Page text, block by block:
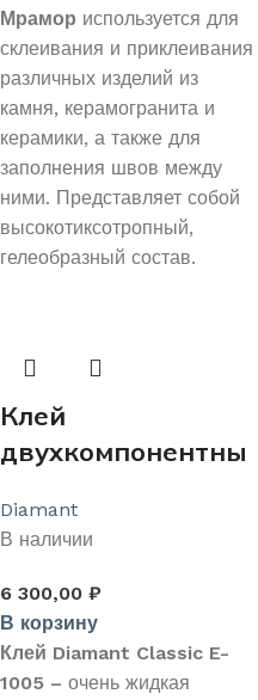
Мрамор используется для
склеивания и приклеивания
различных изделий из
камня, керамогранита и
керамики, а также для
заполнения швов между
ними. Представляет собой
высокотиксотропный,
гелеобразный состав.
Клей
двухкомпонентны
«Diamant Classic E-
Diamant
В наличии
6 300,00 ₽
В корзину
Клей Diamant Classic E-
1005 – очень жидкая